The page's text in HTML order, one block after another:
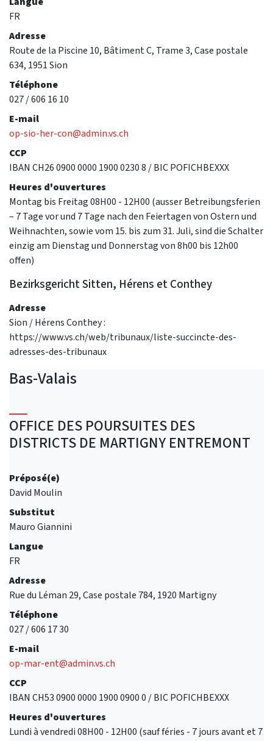
FR
Adresse
Route de la Piscine 10, Bâtiment C, Trame 3, Case postale
634, 1951 Sion
Téléphone
027 / 606 16 10
E-mail
op-sio-her-con@admin.vs.ch
CCP
IBAN CH26 0900 0000 1900 0230 8 / BIC POFICHBEXXX
Heures d'ouvertures
Montag bis Freitag 08H00 - 12H00 (ausser Betreibungsferien
– 7 Tage vor und 7 Tage nach den Feiertagen von Ostern und
Weihnachten, sowie vom 15. bis zum 31. Juli, sind die Schalter
einzig am Dienstag und Donnerstag von 8h00 bis 12h00
offen)
Bezirksgericht Sitten, Hérens et Conthey
Adresse
Sion / Hérens Conthey :
https://www.vs.ch/web/tribunaux/liste-succincte-des-
adresses-des-tribunaux
Bas-Valais
OFFICE DES POURSUITES DES
DISTRICTS DE MARTIGNY ENTREMONT
Préposé(e)
David Moulin
Substitut
Mauro Giannini
Langue
FR
Adresse
Rue du Léman 29, Case postale 784, 1920 Martigny
Téléphone
027 / 606 17 30
E-mail
op-mar-ent@admin.vs.ch
CCP
IBAN CH53 0900 0000 1900 0900 0 / BIC POFICHBEXXX
Heures d'ouvertures
Lundi à vendredi 08H00 - 12H00 (sauf féries - 7 jours avant et 7